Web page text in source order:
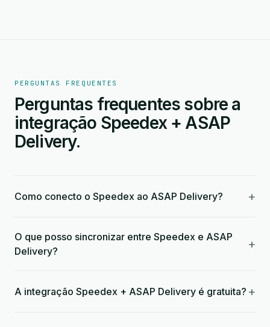
PERGUNTAS FREQUENTES
Perguntas frequentes sobre a
integração Speedex + ASAP
Delivery.
Como conecto o Speedex ao ASAP Delivery? +
O que posso sincronizar entre Speedex e ASAP
Delivery?
+
A integração Speedex + ASAP Delivery é gratuita? +